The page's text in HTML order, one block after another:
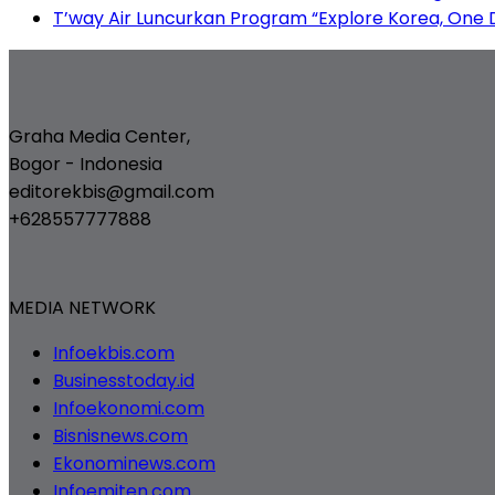
T’way Air Luncurkan Program “Explore Korea,
Graha Media Center,
Bogor - Indonesia
editorekbis@gmail.com
+628557777888
MEDIA NETWORK
Infoekbis.com
Businesstoday.id
Infoekonomi.com
Bisnisnews.com
Ekonominews.com